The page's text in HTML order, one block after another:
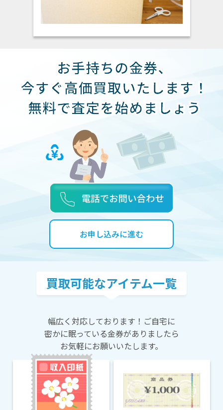
お申し込みに進む
買取可能なアイテム一覧
幅広く対応しております！ご自宅に
密かに眠っている金券がありましたら
お気軽にお願いいたします。